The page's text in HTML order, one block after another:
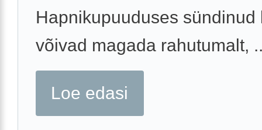
Hapnikupuuduses sündinud
võivad magada rahutumalt,
Loe edasi